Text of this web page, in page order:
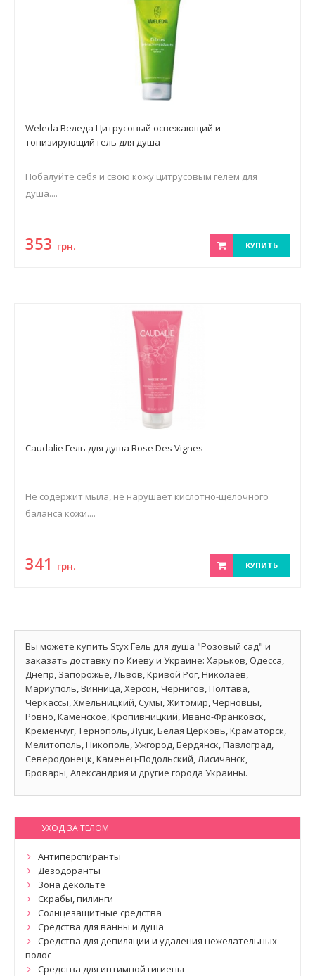
Weleda Веледа Цитрусовый освежающий и
тонизирующий гель для душа
Побалуйте себя и свою кожу цитрусовым гелем для
душа....
353 грн. КУПИТЬ
Caudalie Гель для душа Rose Des Vignes
Не содержит мыла, не нарушает кислотно-щелочного
баланса кожи....
341 грн. КУПИТЬ
Вы можете купить Styx Гель для душа "Розовый сад" и
заказать доставку по Киеву и Украине: Харьков, Одесса,
Днепр, Запорожье, Львов, Кривой Рог, Николаев,
Мариуполь, Винница, Херсон, Чернигов, Полтава,
Черкассы, Хмельницкий, Сумы, Житомир, Черновцы,
Ровно, Каменское, Кропивницкий, Ивано-Франковск,
Кременчуг, Тернополь, Луцк, Белая Церковь, Краматорск,
Мелитополь, Никополь, Ужгород, Бердянск, Павлоград,
Северодонецк, Каменец-Подольский, Лисичанск,
Бровары, Александрия и другие города Украины.
УХОД ЗА ТЕЛОМ
Антиперспиранты
Дезодоранты
Зона декольте
Скрабы, пилинги
Солнцезащитные средства
Средства для ванны и душа
Средства для депиляции и удаления нежелательных
волос
Средства для интимной гигиены